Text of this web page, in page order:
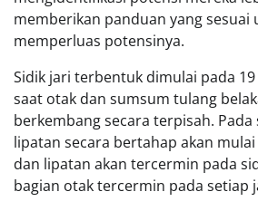
memberikan panduan yang
memperluas potensinya.
Sidik jari terbentuk dimulai pada
saat otak dan sumsum tulang
berkembang secara terpisah.
lipatan secara bertahap akan
dan lipatan akan tercermin pada
bagian otak tercermin pada setiap